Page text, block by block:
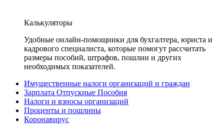
Калькуляторы
Удобные онлайн-помощники для бухгалтера, юриста и
кадрового специалиста, которые помогут рассчитать
размеры пособий, штрафов, пошлин и других
необходимых показателей.
Имущественные налоги организаций и граждан
Зарплата Отпускные Пособия
Налоги и взносы организаций
Проценты и пошлины
Коронавирус